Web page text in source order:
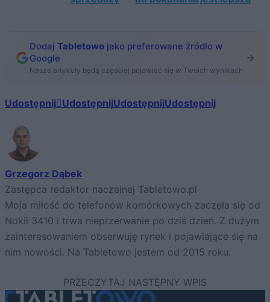
Dodaj Tabletowo jako preferowane źródło w
Google
Nasze artykuły będą częściej pojawiać się w Twoich wynikach
Udostępnij UdostępnijUdostępnijUdostępnij
Grzegorz Dąbek
Zastępca redaktor naczelnej Tabletowo.pl
Moja miłość do telefonów komórkowych zaczęła się od
Nokii 3410 i trwa nieprzerwanie po dziś dzień. Z dużym
zainteresowaniem obserwuję rynek i pojawiające się na
nim nowości. Na Tabletowo jestem od 2015 roku.